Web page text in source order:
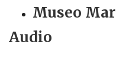
Museo Mar
Audio